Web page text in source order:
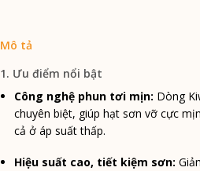
1. Ưu điểm nổi bật
Công nghệ phun tơi mịn: Dòng
chuyên biệt, giúp hạt sơn vỡ cực
cả ở áp suất thấp.
Hiệu suất cao, tiết kiệm sơn: